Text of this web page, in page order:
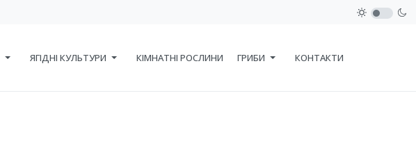
ЯГІДНІ КУЛЬТУРИ КІМНАТНІ РОСЛИНИ ГРИБИ КОНТАКТИ